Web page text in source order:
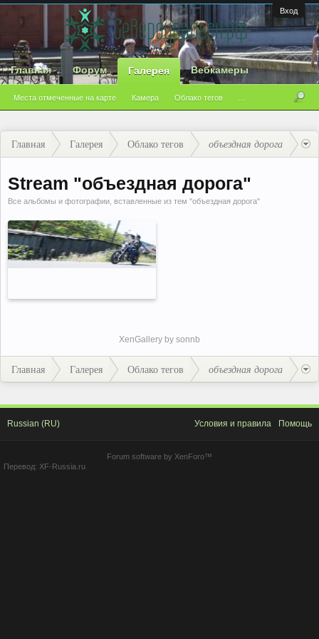
Вход
Главная Форум Галерея
Места отмеченные на карте Камера Облако тегов
Вебкамеры
Главная Галерея Облако тегов объездная дорога
Stream "объездная дорога"
Все альбомы и фотографии, вставленные из тем "объездная дорога"
XenGallery by sonnb
Главная Галерея Облако тегов объездная дорога
Russian (RU) Условия и правила Помощь
Forum software by XenForo™
Перевод: XF-Russia.ru